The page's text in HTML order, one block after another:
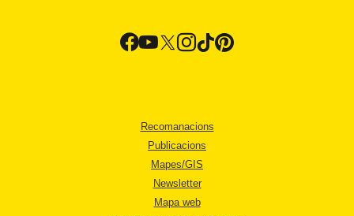
Recomanacions
Publicacions
Mapes/GIS
Newsletter
Mapa web